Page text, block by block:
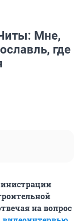
Мне,
где
на вопрос